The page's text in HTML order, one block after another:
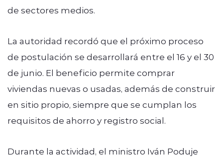
de sectores medios.
La autoridad recordó que el próximo proceso
de postulación se desarrollará entre el 16 y el 30
de junio. El beneficio permite comprar
viviendas nuevas o usadas, además de construir
en sitio propio, siempre que se cumplan los
requisitos de ahorro y registro social.
Durante la actividad, el ministro Iván Poduje